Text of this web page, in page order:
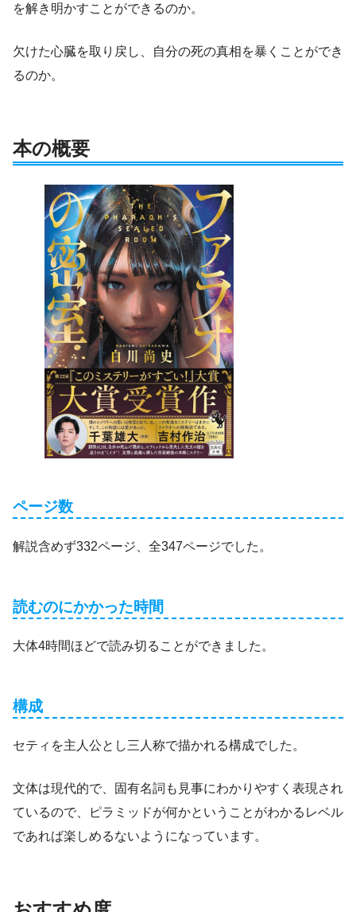
を解き明かすことができるのか。
欠けた心臓を取り戻し、自分の死の真相を暴くことができ
るのか。
本の概要
ページ数
解説含めず332ページ、全347ページでした。
読むのにかかった時間
大体4時間ほどで読み切ることができました。
構成
セティを主人公とし三人称で描かれる構成でした。
文体は現代的で、固有名詞も見事にわかりやすく表現され
ているので、ピラミッドが何かということがわかるレベル
であれば楽しめるないようになっています。